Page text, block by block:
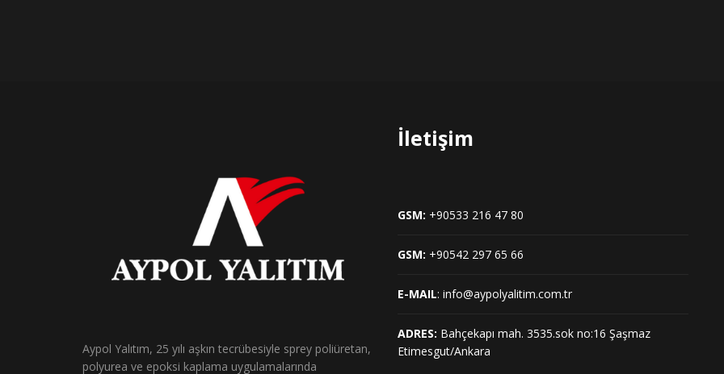
Aypol Yalıtım, 25 yılı aşkın tecrübesiyle sprey poliüretan,
polyurea ve epoksi kaplama uygulamalarında
İletişim
GSM: +90533 216 47 80
GSM: +90542 297 65 66
E-MAIL: info@aypolyalitim.com.tr
ADRES: Bahçekapı mah. 3535.sok no:16 Şaşmaz
Etimesgut/Ankara